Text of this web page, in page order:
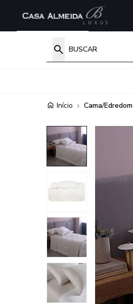
Início Cama/Edredom